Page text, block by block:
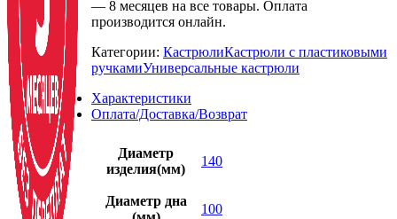
— 8 месяцев на все товары. Оплата
производится онлайн.
Категории: КастрюлиКастрюли с пластиковыми
ручкамиУниверсальные кастрюли
Характеристики
Оплата/Доставка/Возврат
Диаметр
изделия(мм)
140
Диаметр дна
100